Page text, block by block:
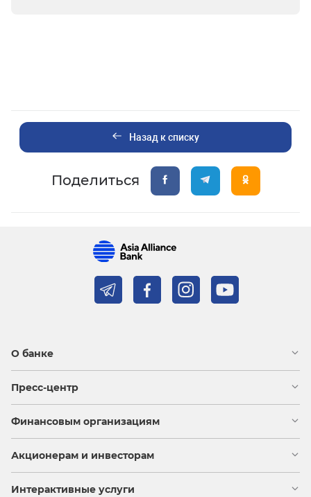
Назад к списку
Поделиться
О банке
Пресс-центр
Финансовым организациям
Акционерам и инвесторам
Интерактивные услуги